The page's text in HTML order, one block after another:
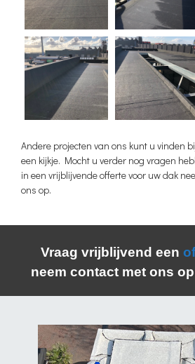
Andere projecten van ons kunt u vinden
een kijkje. Mocht u verder nog vragen
in een vrijblijvende offerte voor uw dak
ons op.
Vraag vrijblijvend een
neem contact met ons